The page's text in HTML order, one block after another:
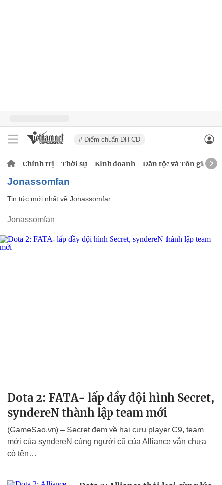
# Điểm chuẩn ĐH-CĐ
Chính trị Thời sự Kinh doanh Dân tộc và Tôn giáo
Jonassomfan
Tin tức mới nhất về Jonassomfan
Jonassomfan
Dota 2: FATA- lấp đầy đội hình Secret,
syndereN thành lập team mới
(GameSao.vn) – Secret đem về hai cựu player C9, team
mới của syndereN cùng người cũ của Alliance vẫn chưa
có tên…